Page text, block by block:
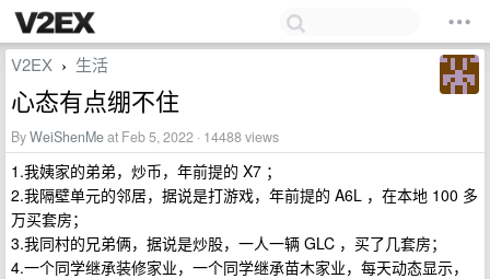
V2EX › 生活
心态有点绷不住
ByWeiShenMeat Feb 5, 2022 · 14488 views
1.我姨家的弟弟，炒币，年前提的 X7 ；
2.我隔壁单元的邻居，据说是打游戏，年前提的 A6L ，在本地 100 多
万买套房；
3.我同村的兄弟俩，据说是炒股，一人一辆 GLC ，买了几套房；
4.一个同学继承装修家业，一个同学继承苗木家业，每天动态显示，